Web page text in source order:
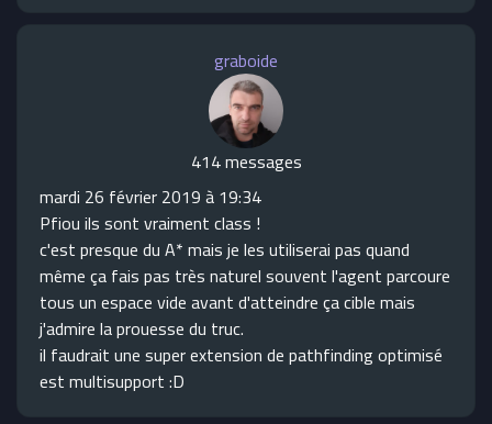
graboide
414 messages
mardi 26 février 2019 à 19:34
Pfiou ils sont vraiment class !
c'est presque du A* mais je les utiliserai pas quand
même ça fais pas très naturel souvent l'agent parcoure
tous un espace vide avant d'atteindre ça cible mais
j'admire la prouesse du truc.
il faudrait une super extension de pathfinding optimisé
est multisupport :D